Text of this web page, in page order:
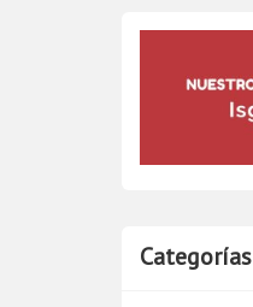
Categorías